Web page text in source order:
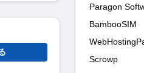
Paragon
BambooSIM
Scrowp